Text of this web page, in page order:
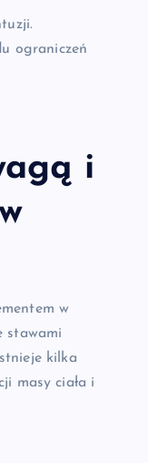
ograniczeń
i
w
stawami
kilka
masy ciała i